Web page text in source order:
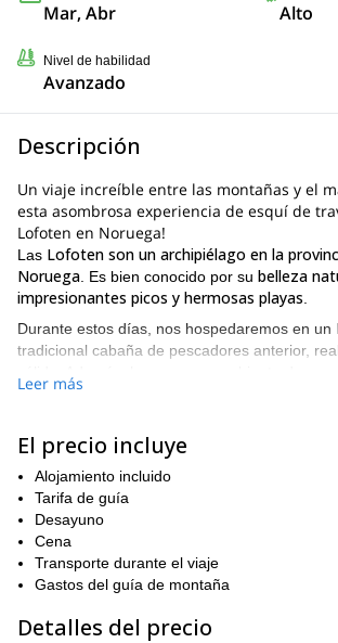
Mar, Abr Alto
Nivel de habilidad
Avanzado
Descripción
Un viaje increíble entre las montañas y el
esta asombrosa experiencia de esquí de
Lofoten en Noruega!
Las Lofoten son un archipiélago en la
Noruega . Es bien conocido por su belleza
impresionantes picos y hermosas playas
Durante estos días, nos hospedaremos en un
tradicional cabaña de pescadores anterior,
Lofoten, entre las montañas y el mar, con
Propongo un programa de esquí de travesía
disfrutar de las mejores pistas
según las condiciones de nieve y clima.
Este viaje es realmente asombroso,
paisajes con muros de granito hacia el mar y
increíbles. También es una gran oportunidad
tus esquís el paisaje salvaje del invierno
espectaculares y únicos del mundo.
Leer más
El precio incluye
Alojamiento incluido
Tarifa de guía
Desayuno
Cena
Transporte durante el viaje
Gastos del guía de montaña
Detalles del precio